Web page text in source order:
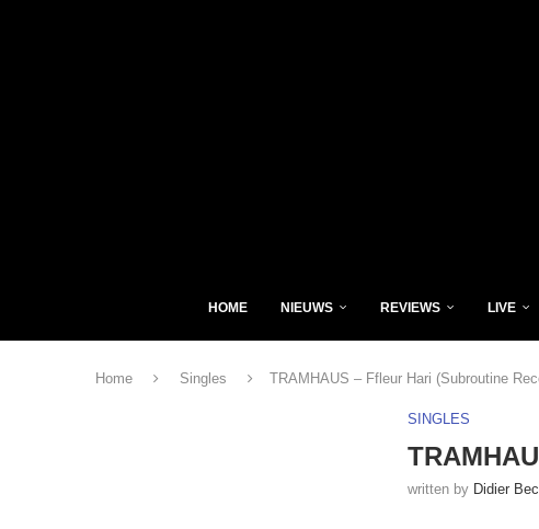
HOME NIEUWS REVIEWS LIVE
Home Singles TRAMHAUS – Ffleur Hari (Subroutine
SINGLES
written by Didier